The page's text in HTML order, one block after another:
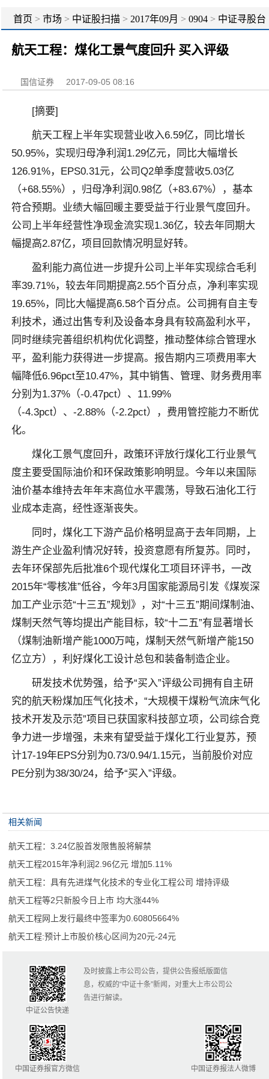
首页 > 市场 > 中证股扫描 > 2017年09月 > 0904 > 中证寻股台
航天工程：煤化工景气度回升 买入评级
国信证券 2017-09-05 08:16
[摘要]
航天工程上半年实现营业收入6.59亿，同比增长
50.95%，实现归母净利润1.29亿元，同比大幅增长
126.91%，EPS0.31元，公司Q2单季度营收5.03亿
（+68.55%），归母净利润0.98亿（+83.67%），基本
符合预期。业绩大幅回暖主要受益于行业景气度回升。
公司上半年经营性净现金流实现1.36亿，较去年同期大
幅提高2.87亿，项目回款情况明显好转。
盈利能力高位进一步提升公司上半年实现综合毛利
率39.71%，较去年同期提高2.55个百分点，净利率实现
19.65%，同比大幅提高6.58个百分点。公司拥有自主专
利技术，通过出售专利及设备本身具有较高盈利水平，
同时继续完善组织机构优化调整，推动整体综合管理水
平，盈利能力获得进一步提高。报告期内三项费用率大
幅降低6.96pct至10.47%，其中销售、管理、财务费用率
分别为1.37%（-0.47pct）、11.99%
（-4.3pct）、-2.88%（-2.2pct），费用管控能力不断优
化。
煤化工景气度回升，政策环评放行煤化工行业景气
度主要受国际油价和环保政策影响明显。今年以来国际
油价基本维持去年年末高位水平震荡，导致石油化工行
业成本走高，经性逐渐丧失。
同时，煤化工下游产品价格明显高于去年同期，上
游生产企业盈利情况好转，投资意愿有所复苏。同时，
去年环保部先后批准6个现代煤化工项目环评书，一改
2015年“零核准”低谷，今年3月国家能源局引发《煤炭深
加工产业示范“十三五”规划》，对“十三五”期间煤制油、
煤制天然气等均提出产能目标，较“十二五”有显著增长
（煤制油新增产能1000万吨，煤制天然气新增产能150
亿立方），利好煤化工设计总包和装备制造企业。
研发技术优势强，给予“买入”评级公司拥有自主研
究的航天粉煤加压气化技术，“大规模干煤粉气流床气化
技术开发及示范”项目已获国家科技部立项，公司综合竞
争力进一步增强，未来有望受益于煤化工行业复苏，预
计17-19年EPS分别为0.73/0.94/1.15元，当前股价对应
PE分别为38/30/24，给予“买入”评级。
相关新闻
航天工程：3.24亿股首发限售股将解禁
航天工程2015年净利润2.96亿元 增加5.11%
航天工程：具有先进煤气化技术的专业化工程公司 增持评级
航天工程等2只新股今日上市 均大涨44%
航天工程网上发行最终中签率为0.60805664%
航天工程:预计上市股价核心区间为20元-24元
中证公告快递
及时披露上市公司公告，提供公告报纸版面信
息，权威的“中证十条”新闻，对重大上市公司公
告进行解读。
中国证券报官方微信 中国证券报法人微博